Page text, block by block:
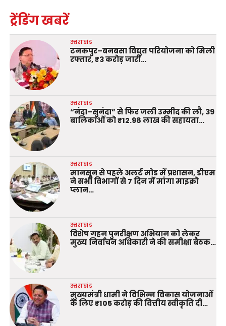
ट्रेंडिंग खबरें
उत्तराखंड
टनकपुर–बनबसा विद्युत परियोजना को मिली
रफ्तार, ₹3 करोड़ जारी…
उत्तराखंड
“नंदा–सुनंदा” से फिर जली उम्मीद की लौ, 39
बालिकाओं को ₹12.98 लाख की सहायता…
उत्तराखंड
मानसून से पहले अलर्ट मोड में प्रशासन, डीएम
ने सभी विभागों से 7 दिन में मांगा माइक्रो
प्लान…
उत्तराखंड
विशेष गहन पुनरीक्षण अभियान को लेकर
मुख्य निर्वाचन अधिकारी ने की समीक्षा बैठक…
उत्तराखंड
मुख्यमंत्री धामी ने विभिन्न विकास योजनाओं
के लिए ₹105 करोड़ की वित्तीय स्वीकृति दी…